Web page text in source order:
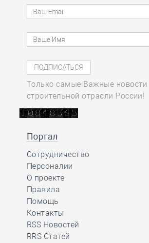
Только самые Важные новости
строительной отрасли России!
Портал
Сотрудничество
Персоналии
О проекте
Правила
Помощь
Контакты
RSS Новостей
RRS Статей